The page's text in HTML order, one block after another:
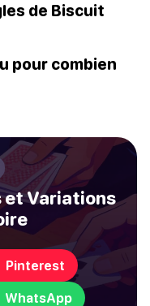
de Biscuit
pour combien
et Variations
Pinterest
WhatsApp